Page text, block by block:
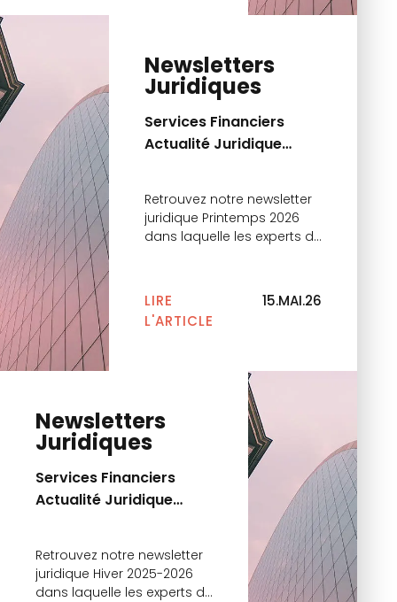
Newsletters
Juridiques
Services Financiers
Actualité Juridique
Retrouvez notre newsletter
juridique Printemps 2026
dans laquelle les experts du
LIRE
L'ARTICLE
15.MAI.26
Newsletters
Juridiques
Services Financiers
Actualité Juridique
Retrouvez notre newsletter
juridique Hiver 2025-2026
dans laquelle les experts du